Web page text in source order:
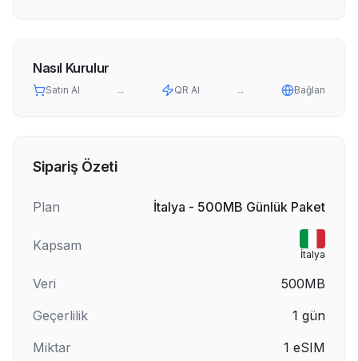
Nasıl Kurulur
Satın Al → QR Al → Bağlan
Sipariş Özeti
Plan İtalya - 500MB Günlük Paket
Kapsam
İtalya
Veri
500MB
Geçerlilik
1 gün
Miktar
1 eSIM